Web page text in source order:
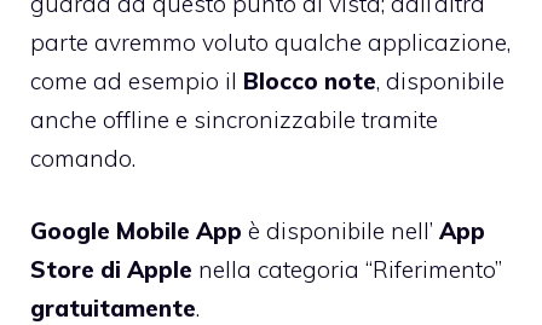
parte avremmo voluto qualche applicazione,
come ad esempio il Blocco note, disponibile
anche offline e sincronizzabile tramite
comando.
Google Mobile App è disponibile nell’ App
Store di Apple nella categoria “Riferimento”
gratuitamente.